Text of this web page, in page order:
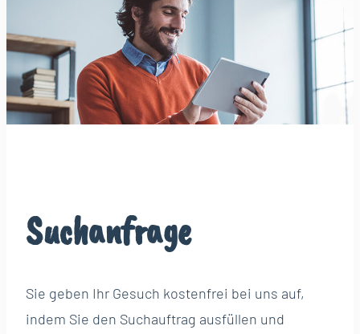
Suchanfrage
Sie geben Ihr Gesuch kostenfrei bei uns auf,
indem Sie den Suchauftrag ausfüllen und